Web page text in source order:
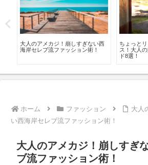
大人のアメカジ！崩しすぎない西
海岸セレブ流ファッション術！
ちょっと
ス！大人
ド8選！
ホーム ファッション
大人
い西海岸セレブ流ファッション術！
大人のアメカジ！崩しすぎ
ブ流ファッション術！